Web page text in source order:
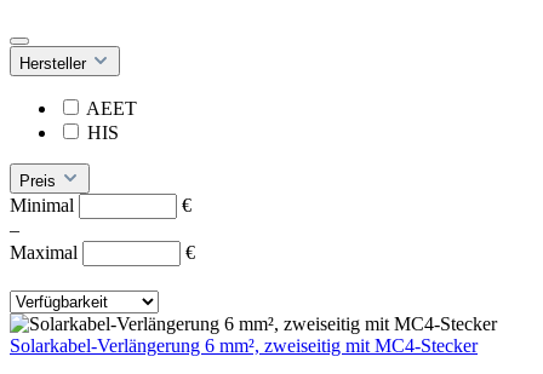
Hersteller
AEET
HIS
Preis
Minimal
€
–
Maximal
€
Solarkabel-Verlängerung 6 mm², zweiseitig mit MC4-Stecker